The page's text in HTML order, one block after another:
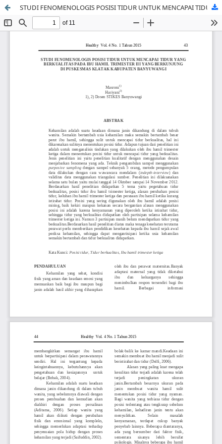
STUDI FENOMENOLOGIS POSISI TIDUR UNTUK MENCAPAI TIDUR YANG BERKUALITAS PADA IBU HAMIL TRIMESTER III YANG BERKUNJUNG DI PUSKESMAS KLATAK KABUPATEN BANYUWANGI